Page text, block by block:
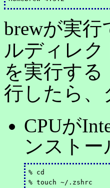
brewが実
ルディレ
を実行す
行したら、
CPUが
ンストー
% cd
% touch ~/.zshrc